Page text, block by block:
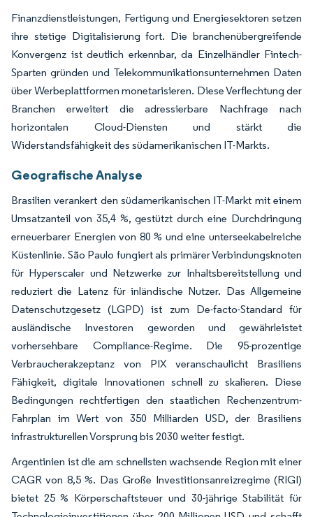
Finanzdienstleistungen, Fertigung und Energiesektoren setzen
ihre stetige Digitalisierung fort. Die branchenübergreifende
Konvergenz ist deutlich erkennbar, da Einzelhändler Fintech-
Sparten gründen und Telekommunikationsunternehmen Daten
über Werbeplattformen monetarisieren. Diese Verflechtung der
Branchen erweitert die adressierbare Nachfrage nach
horizontalen Cloud-Diensten und stärkt die
Widerstandsfähigkeit des südamerikanischen IT-Markts.
Geografische Analyse
Brasilien verankert den südamerikanischen IT-Markt mit einem
Umsatzanteil von 35,4 %, gestützt durch eine Durchdringung
erneuerbarer Energien von 80 % und eine unterseekabelreiche
Küstenlinie. São Paulo fungiert als primärer Verbindungsknoten
für Hyperscaler und Netzwerke zur Inhaltsbereitstellung und
reduziert die Latenz für inländische Nutzer. Das Allgemeine
Datenschutzgesetz (LGPD) ist zum De-facto-Standard für
ausländische Investoren geworden und gewährleistet
vorhersehbare Compliance-Regime. Die 95-prozentige
Verbraucherakzeptanz von PIX veranschaulicht Brasiliens
Fähigkeit, digitale Innovationen schnell zu skalieren. Diese
Bedingungen rechtfertigen den staatlichen Rechenzentrum-
Fahrplan im Wert von 350 Milliarden USD, der Brasiliens
infrastrukturellen Vorsprung bis 2030 weiter festigt.
Argentinien ist die am schnellsten wachsende Region mit einer
CAGR von 8,5 %. Das Große Investitionsanreizregime (RIGI)
bietet 25 % Körperschaftsteuer und 30-jährige Stabilität für